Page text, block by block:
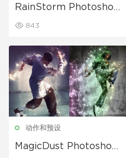
RainStorm Photoshop
843
动作和预设
MagicDust Photoshop